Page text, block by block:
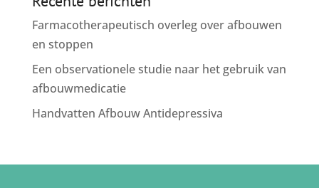
Farmacotherapeutisch overleg over afbouwen
en stoppen
Een observationele studie naar het gebruik van
afbouwmedicatie
Handvatten Afbouw Antidepressiva